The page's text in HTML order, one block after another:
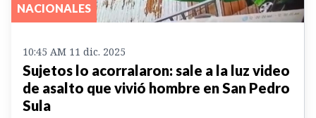
NACIONALES
10:45 AM 11 dic. 2025
Sujetos lo acorralaron: sale a la luz video
de asalto que vivió hombre en San Pedro
Sula